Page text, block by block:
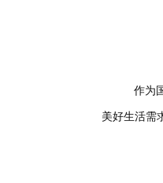
作为
美好生活需